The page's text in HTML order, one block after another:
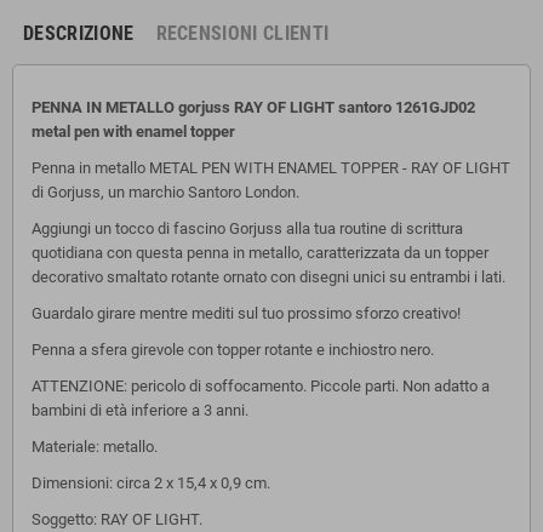
DESCRIZIONE RECENSIONI CLIENTI
PENNA IN METALLO gorjuss RAY OF LIGHT santoro 1261GJD02
metal pen with enamel topper
Penna in metallo METAL PEN WITH ENAMEL TOPPER - RAY OF LIGHT
di Gorjuss, un marchio Santoro London.
Aggiungi un tocco di fascino Gorjuss alla tua routine di scrittura
quotidiana con questa penna in metallo, caratterizzata da un topper
decorativo smaltato rotante ornato con disegni unici su entrambi i lati.
Guardalo girare mentre mediti sul tuo prossimo sforzo creativo!
Penna a sfera girevole con topper rotante e inchiostro nero.
ATTENZIONE: pericolo di soffocamento. Piccole parti. Non adatto a
bambini di età inferiore a 3 anni.
Materiale: metallo.
Dimensioni: circa 2 x 15,4 x 0,9 cm.
Soggetto: RAY OF LIGHT.